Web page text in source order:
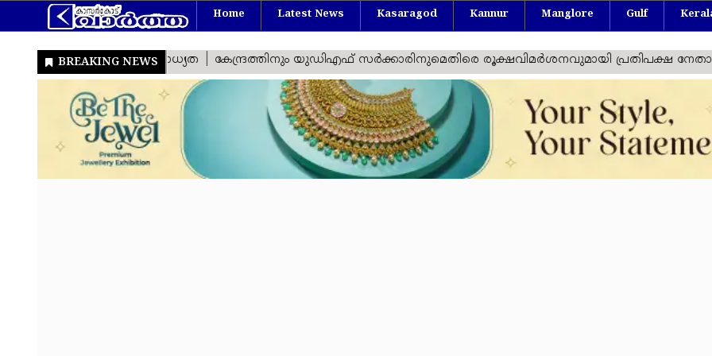
Home Latest News Kasaragod Kannur Manglore Gulf